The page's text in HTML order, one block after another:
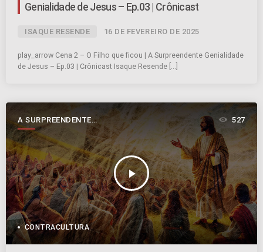
Genialidade de Jesus – Ep.03 | Crônicast
ISAQUE RESENDE 16 DE FEVEREIRO DE 2025
play_arrow Cena 2 – O Filho que ficou | A Surpreendente Genialidade
de Jesus – Ep.03 | Crônicast Isaque Resende […]
A SURPREENDENTE
GENIALIDADE DE JESUS
play_arrow
527
CONTRACULTURA